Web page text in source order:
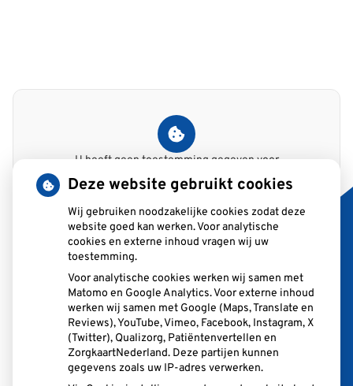
U heeft geen toestemming gegeven voor
externe inhoud
die nodig is om dit te
zien.
Cookie-instellingen wijzigen
Adresgegevens
Rembrandt van Rijnsingel 35
2371RB Roelofarendsveen
Deze website gebruikt cookies
Wij gebruiken noodzakelijke cookies zodat deze
website goed kan werken. Voor analytische
cookies en externe inhoud vragen wij uw
toestemming.
Voor analytische cookies werken wij samen met
Matomo en Google Analytics. Voor externe inhoud
werken wij samen met Google (Maps, Translate en
Reviews), YouTube, Vimeo, Facebook, Instagram, X
(Twitter), Qualizorg, Patiëntenvertellen en
ZorgkaartNederland. Deze partijen kunnen
gegevens zoals uw IP-adres verwerken.